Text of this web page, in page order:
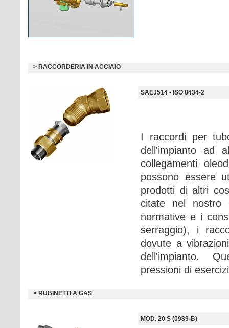
> RACCORDERIA IN ACCIAIO
SAEJ514 - ISO 8434-2
I raccordi per
dell'impianto ad
collegamenti
possono essere
prodotti di altri
citate nel
normative e i
serraggio), i
dovute a
dell'impianto.
pressioni di
> RUBINETTI A GAS
MOD. 20 S (0989-B)